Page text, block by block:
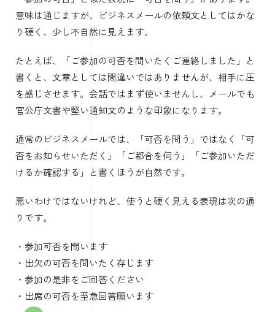
意味は通じますが、ビジネスメールの依頼文としてはかな
り硬く、少し不自然に見えます。
たとえば、「ご参加の可否を問いたくご連絡しました」と
書くと、文章としては間違いではありませんが、相手に圧
を感じさせます。会話ではまず使いませんし、メールでも
官公庁文書や堅い通知文のような印象になります。
通常のビジネスメールでは、「可否を問う」ではなく「可
否をお知らせいただく」「ご都合を伺う」「ご参加いただ
けるか確認する」と書くほうが自然です。
悪いわけではないけれど、使うと硬く見える表現は次の通
りです。
・参加可否を問います
・出欠の可否を問いたく存じます
・参加の是非をご回答ください
・出席の可否を至急回答願います